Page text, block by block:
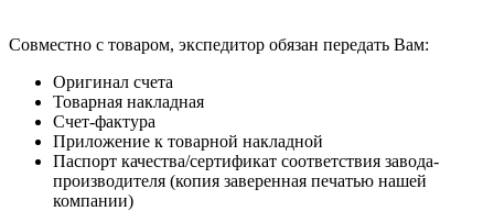
Совместно с товаром, экспедитор обязан передать Вам:
Оригинал счета
Товарная накладная
Счет-фактура
Приложение к товарной накладной
Паспорт качества/сертификат соответствия завода-
производителя (копия заверенная печатью нашей
компании)